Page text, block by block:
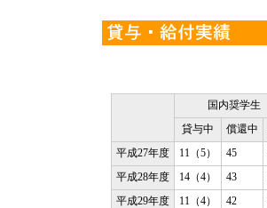
国内奨学生
貸与中
償還中
平成27年度
11（5） 45
平成28年度
14（4） 43
平成29年度
11（4） 42